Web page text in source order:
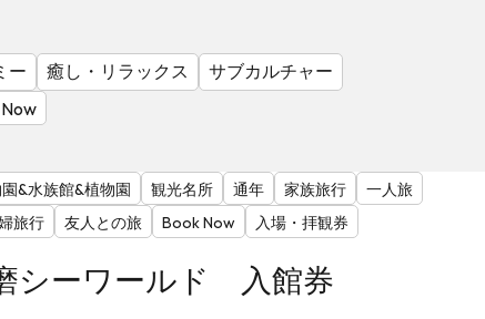
ー 癒し・リラックス
サブカルチャー
&水族館&植物園 観光名所 通年 家族旅行
一人旅
旅行
友人との旅 Book Now 入場・拝観券
シーワールド 入館券